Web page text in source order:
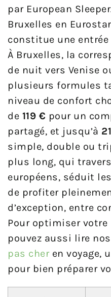
par European
Bruxelles en
constitue une
À Bruxelles, la
de nuit vers Venise
plusieurs formules
niveau de confort
de 119 € pour un
partagé, et jusqu’à
simple, double ou
plus long, qui
européens, séduit
de profiter
d’exception, entre
Pour optimiser votre
pouvez aussi lire
pas cher en voyage,
pour bien préparer